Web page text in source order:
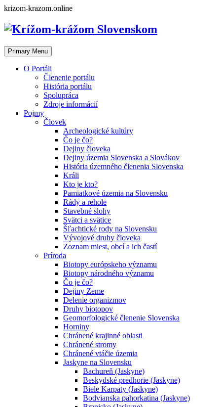
Skip
content
krizom-krazom.online
Primary Menu
O Portáli
Členenie portálu
História portálu
Spolupráca
Zdroje informácií
Pojmy
Človek
Archeologické kultúry
Čo je čo?
Dejiny človeka
Dejiny územia Slovenska a Slovákov
História územného členenia Slovenska
Králi
Kto je kto?
Pamiatkové územia na Slovensku
Rády a rehole
Stavebné slohy
Svätci a svätice
Šľachtické rody na Slovensku
Vývojové druhy človeka
Zoznam miest, obcí a ich častí
Príroda
Biotopy európskeho významu
Biotopy národného významu
Čo je čo?
Dejiny Zeme
Delenie organizmov
Druhy biotopov
Geomorfologické členenie Slovenska
Horniny
Chránené krajinné oblasti
Chránené stromy
Chránené vtáčie územia
Jaskyne na Slovensku
Bachureň (Jaskyne)
Beskydské predhorie (Jaskyne)
Biele Karpaty (Jaskyne)
Bodvianska pahorkatina (Jaskyne)